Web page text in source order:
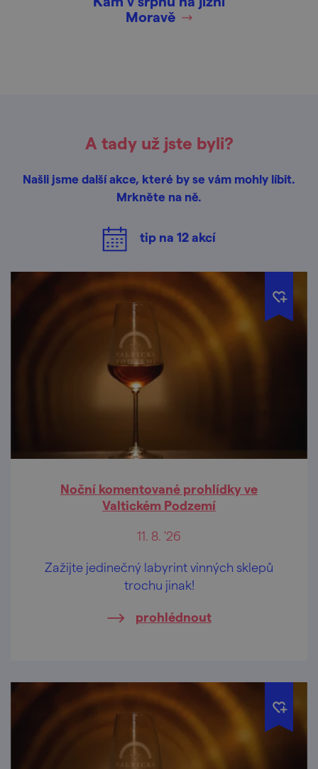
Moravě
A tady už jste byli?
Našli jsme další akce, které by se vám mohly líbit.
Mrkněte na ně.
tip na 12akcí
Noční komentované prohlídky ve
Valtickém Podzemí
11. 8. '26
Zažijte jedinečný labyrint vinných sklepů
trochu jinak!
prohlédnout